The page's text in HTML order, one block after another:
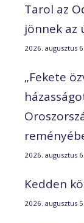
Tarol az
jönnek az
2026. augusztus 6.
„Fekete
2026. augusztus 6.
Kedden
2026. augusztus 5.